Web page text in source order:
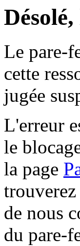
Le pare-
cette
jugée
L'erreur
le
la page
de nous
du pare-